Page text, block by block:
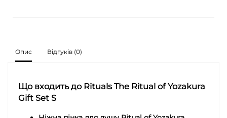
Опис Відгуків (0)
Що входить до Rituals The Ritual of Yozakura
Gift Set S